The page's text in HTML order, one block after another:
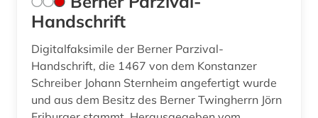
Handschrift
Digitalfaksimile der Berner Parzival-
Handschrift, die 1467 von dem Konstanzer
Schreiber Johann Sternheim angefertigt wurde
und aus dem Besitz des Berner Twingherrn Jörn